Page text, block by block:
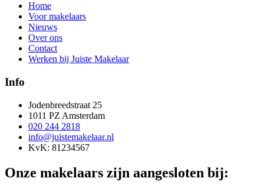
Home
Voor makelaars
Nieuws
Over ons
Contact
Werken bij Juiste Makelaar
Info
Jodenbreedstraat 25
1011 PZ Amsterdam
020 244 2818
info@juistemakelaar.nl
KvK: 81234567
Onze makelaars zijn aangesloten bij: